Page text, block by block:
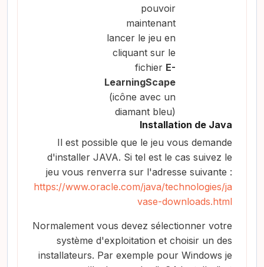
pouvoir
maintenant
lancer le jeu en
cliquant sur le
fichier E-
LearningScape
(icône avec un
diamant bleu)
Installation de Java
Il est possible que le jeu vous demande
d'installer JAVA. Si tel est le cas suivez le
jeu vous renverra sur l'adresse suivante :
https://www.oracle.com/java/technologies/ja
vase-downloads.html
Normalement vous devez sélectionner votre
système d'exploitation et choisir un des
installateurs. Par exemple pour Windows je